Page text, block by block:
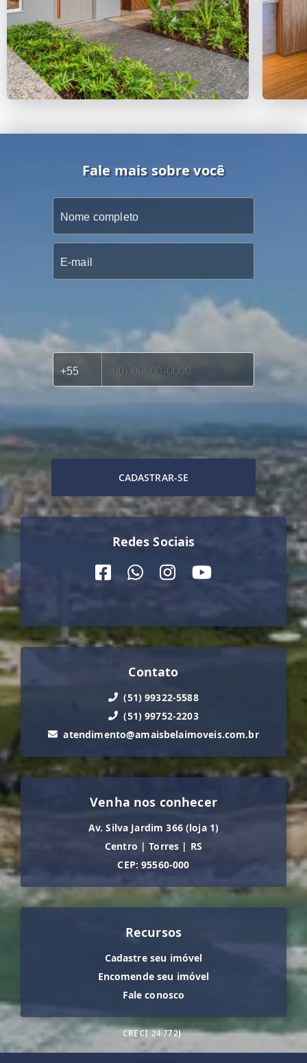
Fale mais sobre você
CADASTRAR-SE
Redes Sociais
Contato
(51) 99322-5588
(51) 99752-2203
atendimento@amaisbelaimoveis.com.br
Venha nos conhecer
Av. Silva Jardim 366 (loja 1)
Centro | Torres | RS
CEP: 95560-000
Recursos
Cadastre seu imóvel
Encomende seu imóvel
Fale conosco
CRECI 24.772J